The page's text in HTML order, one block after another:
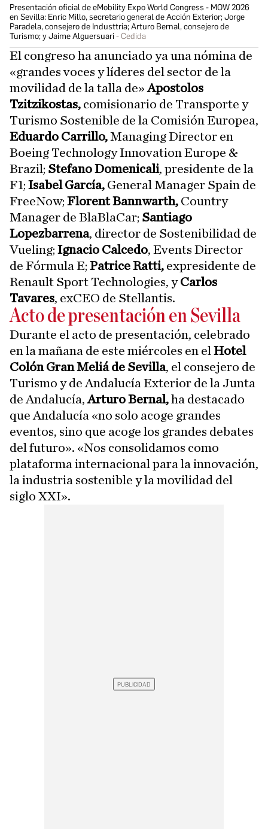
Presentación oficial de eMobility Expo World Congress - MOW 2026
en Sevilla: Enric Millo, secretario general de Acción Exterior; Jorge
Paradela, consejero de Industtria; Arturo Bernal, consejero de
Turismo; y Jaime Alguersuari
Cedida
El congreso ha anunciado ya una nómina de
«grandes voces y líderes del sector de la
movilidad de la talla de»Apostolos
Tzitzikostas, comisionario de Transporte y
Turismo Sostenible de la Comisión Europea,
Eduardo Carrillo,Managing Director en
Boeing Technology Innovation Europe &
Brazil; Stefano Domenicali, presidente de la
F1; Isabel García, General Manager Spain de
FreeNow; Florent Bannwarth, Country
Manager de BlaBlaCar; Santiago
Lopezbarrena, director de Sostenibilidad de
Vueling; Ignacio Calcedo, Events Director
de Fórmula E; Patrice Ratti, expresidente de
Renault Sport Technologies, yCarlos
Tavares, exCEO de Stellantis.
Acto de presentación en Sevilla
Durante el acto de presentación, celebrado
en la mañana de este miércoles en el Hotel
Colón Gran Meliá de Sevilla, el consejero de
Turismo y de Andalucía Exterior de la Junta
de Andalucía,Arturo Bernal,ha destacado
que Andalucía «no solo acoge grandes
eventos, sino que acoge los grandes debates
del futuro». «Nos consolidamos como
plataforma internacional para la innovación,
la industria sostenible y la movilidad del
siglo XXI».